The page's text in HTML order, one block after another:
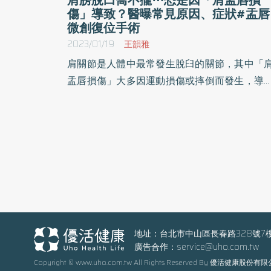
傷」導致？醫曝常見原因、症狀#盂唇
微創復位手術
2023/01/19 王韻雅
肩關節是人體中最常發生脫臼的關節，其中「
盂唇損傷」大多因運動損傷或摔倒而發生，導致
地址：台北市中山區長春路328號7
廣告合作： service@uho.com.tw
Copyright © www.uho.com.tw All Rights Reserved By 優活健康股份有限